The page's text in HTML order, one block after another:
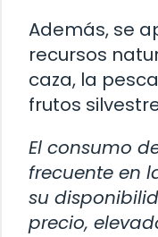
Además, se
recursos
caza, la
frutos
El consumo
frecuente en
su
precio,